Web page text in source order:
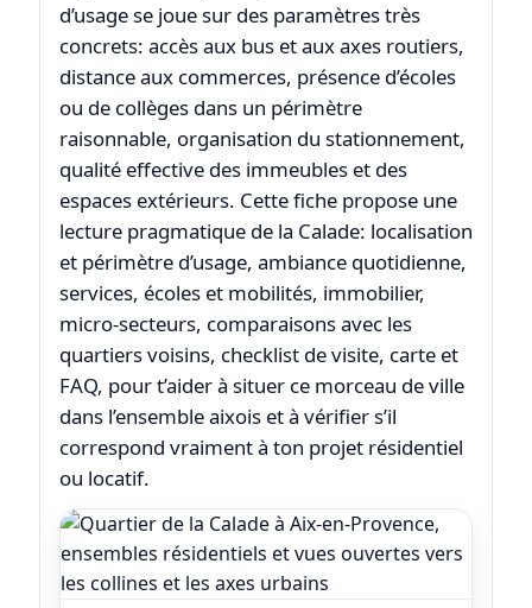
d’usage se joue sur des paramètres très
concrets: accès aux bus et aux axes routiers,
distance aux commerces, présence d’écoles
ou de collèges dans un périmètre
raisonnable, organisation du stationnement,
qualité effective des immeubles et des
espaces extérieurs. Cette fiche propose une
lecture pragmatique de la Calade: localisation
et périmètre d’usage, ambiance quotidienne,
services, écoles et mobilités, immobilier,
micro-secteurs, comparaisons avec les
quartiers voisins, checklist de visite, carte et
FAQ, pour t’aider à situer ce morceau de ville
dans l’ensemble aixois et à vérifier s’il
correspond vraiment à ton projet résidentiel
ou locatif.